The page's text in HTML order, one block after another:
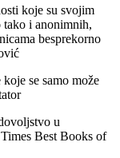
koje su svojim
tako i anonimnih,
besprekorno
se samo može
u
Best Books of